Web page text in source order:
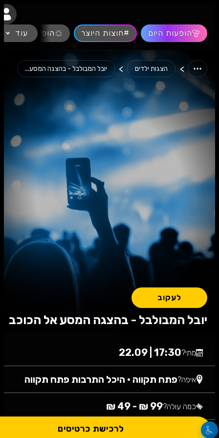
הופעות היום #חוצות היוצר הופעות חיות
עוד
> הצגות ילדים > יובל המבולבל - בהצגה המסע...
יובל המבולבל - בהצגה המסע אל הכוכב
לעקוב
מתי?17:30 | 22.09
איפה?פתח תקווה • היכל התרבות פתח תקווה
כמה עולה?99 ₪ - 49 ₪
לרכישת כרטיסים